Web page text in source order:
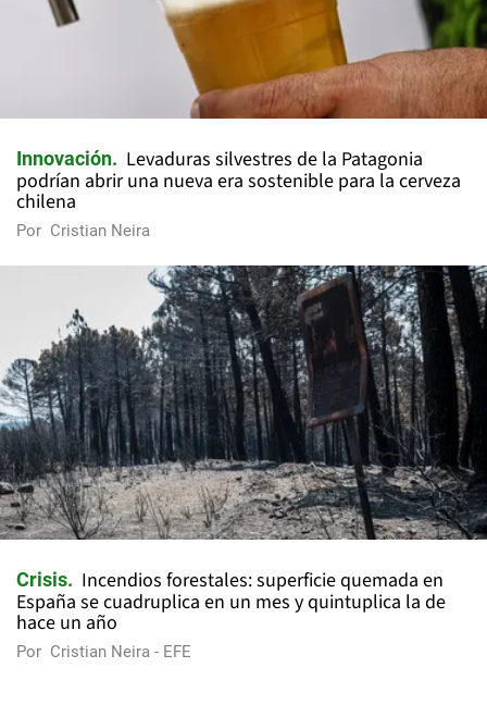
Innovación
Levaduras silvestres de la Patagonia
podrían abrir una nueva era sostenible para la cerveza
chilena
Por Cristian Neira
Crisis
Incendios forestales: superficie quemada en
España se cuadruplica en un mes y quintuplica la de
hace un año
Por Cristian Neira - EFE